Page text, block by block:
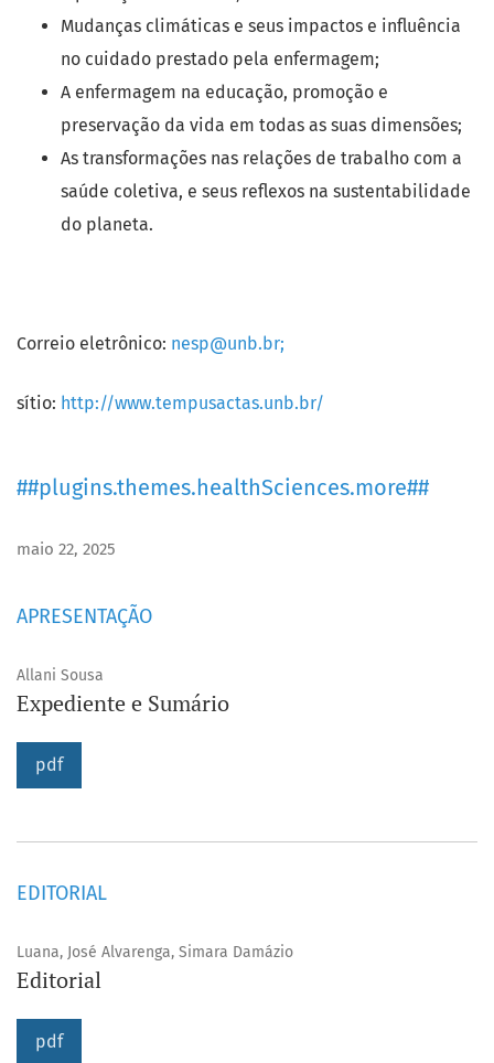
Mudanças climáticas e seus impactos e influência
no cuidado prestado pela enfermagem;
A enfermagem na educação, promoção e
preservação da vida em todas as suas dimensões;
As transformações nas relações de trabalho com a
saúde coletiva, e seus reflexos na sustentabilidade
do planeta.
Correio eletrônico: nesp@unb.br;
sítio: http://www.tempusactas.unb.br/
##plugins.themes.healthSciences.more##
maio 22, 2025
APRESENTAÇÃO
Allani Sousa
Expediente e Sumário
pdf
EDITORIAL
Luana, José Alvarenga, Simara Damázio
Editorial
pdf